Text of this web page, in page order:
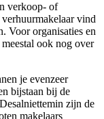
verkoop- of
vind
Voor organisaties en
ook nog over
je evenzeer
bijstaan bij de
zijn de
makelaars